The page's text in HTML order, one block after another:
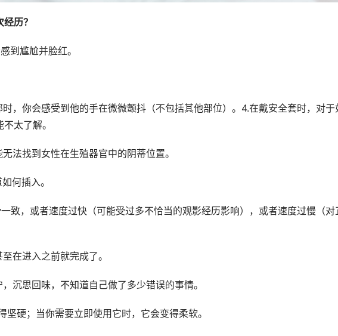
历？
到尴尬并脸红。
，你会感受到他的手在微微颤抖（不包括其他部位）。4.在戴安全套时，对于
太了解。
法找到女性在生殖器官中的阴蒂位置。
何插入。
致，或者速度过快（可能受过多不恰当的观影经历影响），或者速度过慢（对
在进入之前就完成了。
沉思回味，不知道自己做了多少错误的事情。
坚硬；当你需要立即使用它时，它会变得柔软。